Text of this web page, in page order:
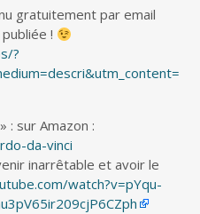
gratuitement par email
!
?
: sur Amazon :
da-vinci
inarrêtable et avoir le
watch?v=pYqu-